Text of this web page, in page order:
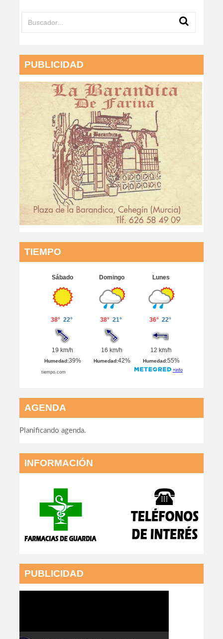
PUBLICIDAD
TIEMPO
AGENDA
Planificando agenda.
INFORMACIÓN
PUBLICIDAD